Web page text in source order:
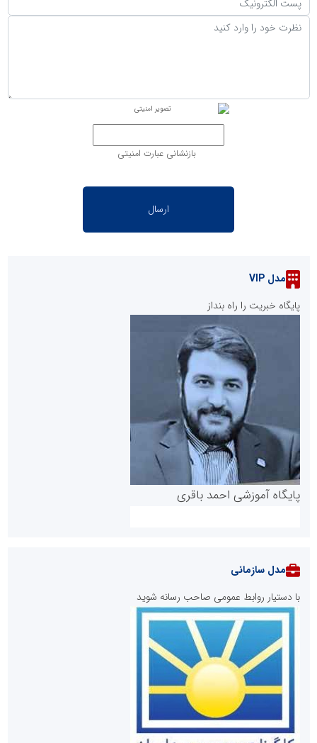
بازنشانی عبارت امنیتی
مدل VIP
پایگاه خبریت را راه بنداز
پایگاه آموزشی احمد باقری
روابط عمومی خبرگزاری گزارش خبر
مدل سازمانی
با دستیار روابط عمومی صاحب رسانه شوید